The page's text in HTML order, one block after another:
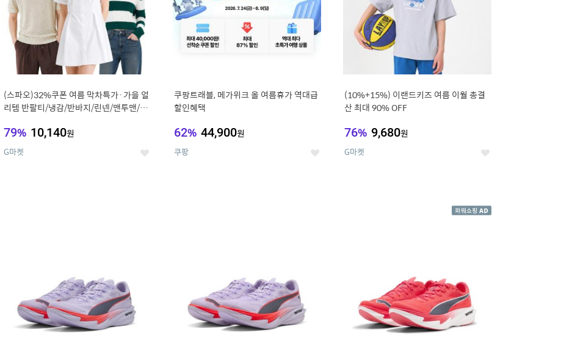
(스파오)32%쿠폰 여름 막차특가·가을 얼
리템 반팔티/냉감/반바지/린넨/맨투맨/슬
79% 10,140원
G마켓 좋
쿠팡트래블, 메가위크 올 여름휴가 역대급
할인혜택
62% 44,900원
쿠팡 좋
(10%+15%) 이랜드키즈 여름 이월 총결
산 최대 90% OFF
76% 9,680원
G마켓 좋